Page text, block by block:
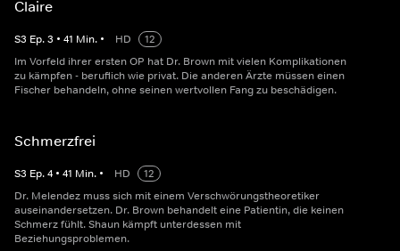
Claire
S3 Ep.3 • 41 Min. • HD
12
Im Vorfeld ihrer ersten OP hat Dr. Brown mit vielen Komplikationen
zu kämpfen - beruflich wie privat. Die anderen Ärzte müssen einen
Fischer behandeln, ohne seinen wertvollen Fang zu beschädigen.
Schmerzfrei
S3 Ep.4 • 41 Min. • HD
12
Dr. Melendez muss sich mit einem Verschwörungstheoretiker
auseinandersetzen. Dr. Brown behandelt eine Patientin, die keinen
Schmerz fühlt. Shaun kämpft unterdessen mit
Beziehungsproblemen.